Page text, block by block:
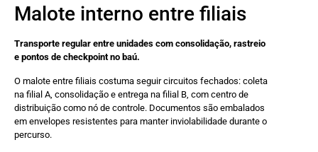
Malote interno entre filiais
Transporte regular entre unidades com consolidação, rastreio
e pontos de checkpoint no baú.
O malote entre filiais costuma seguir circuitos fechados: coleta
na filial A, consolidação e entrega na filial B, com centro de
distribuição como nó de controle. Documentos são embalados
em envelopes resistentes para manter inviolabilidade durante o
percurso.